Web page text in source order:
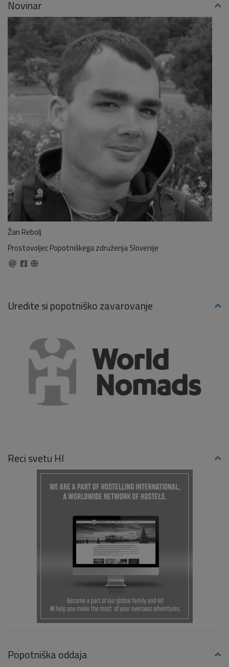
Novinar
Žan Rebolj
Prostovoljec Popotniškega združenja Slovenije
Uredite si popotniško zavarovanje
Reci svetu HI
Popotniška oddaja